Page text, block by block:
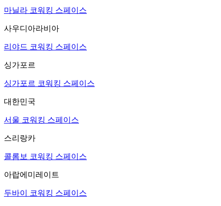
마닐라 코워킹 스페이스
사우디아라비아
리야드 코워킹 스페이스
싱가포르
싱가포르 코워킹 스페이스
대한민국
서울 코워킹 스페이스
스리랑카
콜롬보 코워킹 스페이스
아랍에미레이트
두바이 코워킹 스페이스